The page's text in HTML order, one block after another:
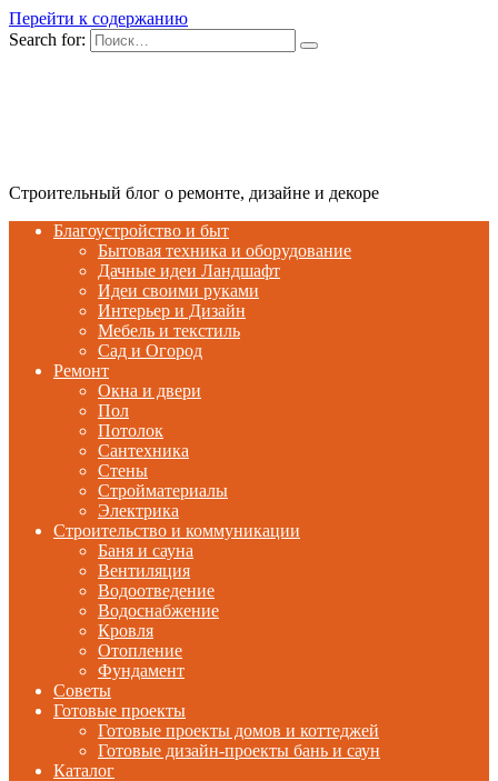
Перейти к содержанию
Search for:
Строительный блог о ремонте, дизайне и декоре
Благоустройство и быт
Бытовая техника и оборудование
Дачные идеи Ландшафт
Идеи своими руками
Интерьер и Дизайн
Мебель и текстиль
Сад и Огород
Ремонт
Окна и двери
Пол
Потолок
Сантехника
Стены
Стройматериалы
Электрика
Строительство и коммуникации
Баня и сауна
Вентиляция
Водоотведение
Водоснабжение
Кровля
Отопление
Фундамент
Советы
Готовые проекты
Готовые проекты домов и коттеджей
Готовые дизайн-проекты бань и саун
Каталог